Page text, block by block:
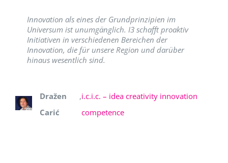
Innovation als eines der Grundprinzipien im
Universum ist unumgänglich. I3 schafft proaktiv
Initiativen in verschiedenen Bereichen der
Innovation, die für unsere Region und darüber
hinaus wesentlich sind.
Dražen
Carić
,i.c.i.c. – idea creativity innovation
competence